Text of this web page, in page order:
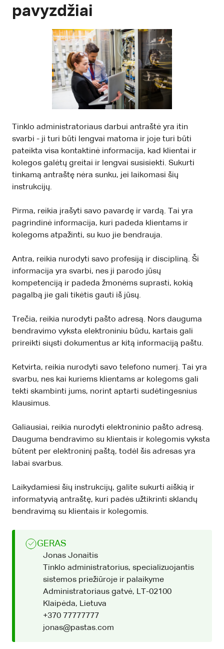
pavyzdžiai
Tinklo administratoriaus darbui antraštė yra itin
svarbi - ji turi būti lengvai matoma ir joje turi būti
pateikta visa kontaktinė informacija, kad klientai ir
kolegos galėtų greitai ir lengvai susisiekti. Sukurti
tinkamą antraštę nėra sunku, jei laikomasi šių
instrukcijų.
Pirma, reikia įrašyti savo pavardę ir vardą. Tai yra
pagrindinė informacija, kuri padeda klientams ir
kolegoms atpažinti, su kuo jie bendrauja.
Antra, reikia nurodyti savo profesiją ir discipliną. Ši
informacija yra svarbi, nes ji parodo jūsų
kompetenciją ir padeda žmonėms suprasti, kokią
pagalbą jie gali tikėtis gauti iš jūsų.
Trečia, reikia nurodyti pašto adresą. Nors dauguma
bendravimo vyksta elektroniniu būdu, kartais gali
prireikti siųsti dokumentus ar kitą informaciją paštu.
Ketvirta, reikia nurodyti savo telefono numerį. Tai yra
svarbu, nes kai kuriems klientams ar kolegoms gali
tekti skambinti jums, norint aptarti sudėtingesnius
klausimus.
Galiausiai, reikia nurodyti elektroninio pašto adresą.
Dauguma bendravimo su klientais ir kolegomis vyksta
būtent per elektroninį paštą, todėl šis adresas yra
labai svarbus.
Laikydamiesi šių instrukcijų, galite sukurti aiškią ir
informatyvią antraštę, kuri padės užtikrinti sklandų
bendravimą su klientais ir kolegomis.
GERAS
Jonas Jonaitis
Tinklo administratorius, specializuojantis
sistemos priežiūroje ir palaikyme
Administratoriaus gatvė, LT-02100
Klaipėda, Lietuva
+370 77777777
jonas@pastas.com